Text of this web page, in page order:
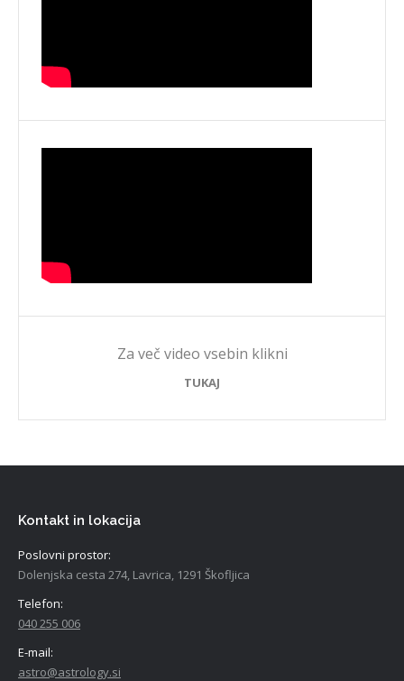
Za več video vsebin klikni
TUKAJ
Kontakt in lokacija
Poslovni prostor:
Dolenjska cesta 274, Lavrica, 1291 Škofljica
Telefon:
040 255 006
E-mail:
astro@astrology.si